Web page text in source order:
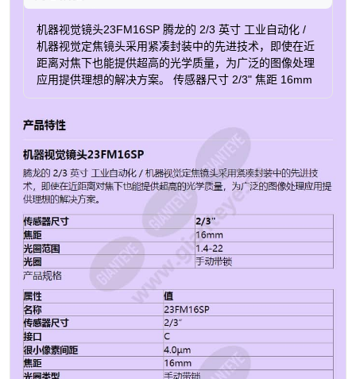
机器视觉镜头23FM16SP 腾龙的 2/3 英寸 工业自动化 /
机器视觉定焦镜头采用紧凑封装中的先进技术，即使在近
距离对焦下也能提供超高的光学质量，为广泛的图像处理
应用提供理想的解决方案。 传感器尺寸 2/3" 焦距 16mm
焦距 16mm 光圈类型 手动带锁 光圈范围 1.4-22 推荐传
感器 未定义 对焦范围 0.15m – ∞ 对焦 手动带锁 光圈 手
动带锁 重量 80g 光谱范围 Visible-NIR 光学总长度
53.4mm 最大直径 34mm 工作温度 -10°C 至 +60°C 滤镜
线程 M30.5 P=0.5